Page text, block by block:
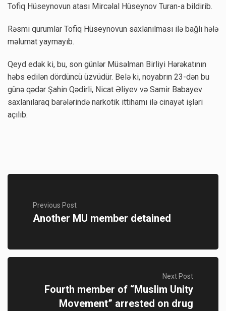
Tofiq Hüseynovun atası Mircəlal Hüseynov Turan-a bildirib.
Rəsmi qurumlar Tofiq Hüseynovun saxlanılması ilə bağlı hələ
məlumat yaymayıb.
Qeyd edək ki, bu, son günlər Müsəlman Birliyi Hərəkatının
həbs edilən dördüncü üzvüdür. Belə ki, noyabrın 23-dən bu
günə qədər Şahin Qədirli, Nicat Əliyev və Samir Babayev
saxlanılaraq barələrində narkotik ittihamı ilə cinayət işləri
açılıb.
Previous Post
Another MU member detained
Next Post
Fourth member of “Muslim Unity
Movement” arrested on drug